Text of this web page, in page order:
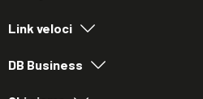
Link veloci
DB Business